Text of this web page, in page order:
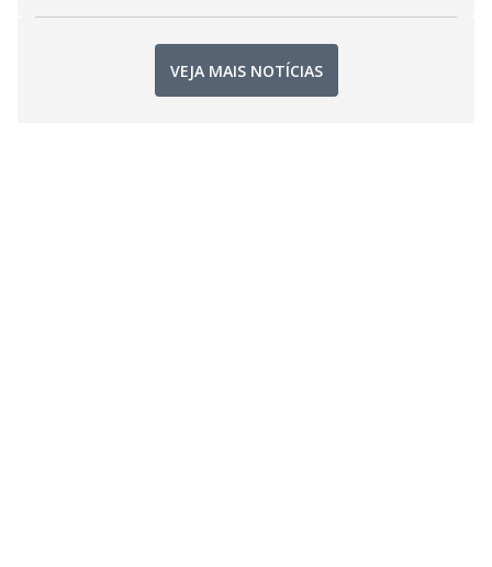
VEJA MAIS NOTÍCIAS